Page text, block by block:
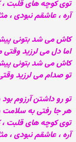
توی کوچه های قلبت
آره ، عاشقم نبودی ،
کاش می شد بتونی
اما دل می لرزید
کاش می شد بتونی
تو صدام می لرزید
تو رو داشتن آرزوم
هر جا رفتی به سلامت
توی کوچه های قلبت
آره ، عاشقم نبودی ،